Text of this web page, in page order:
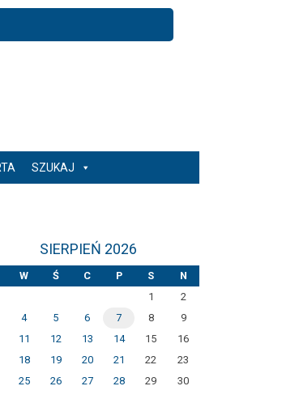
SZUKAJ
SIERPIEŃ 2026
W Ś C P S
N
1
2
4 5 6 7 8
9
11 12 13 14 15
16
18 19 20 21 22
23
25 26 27 28 29
30